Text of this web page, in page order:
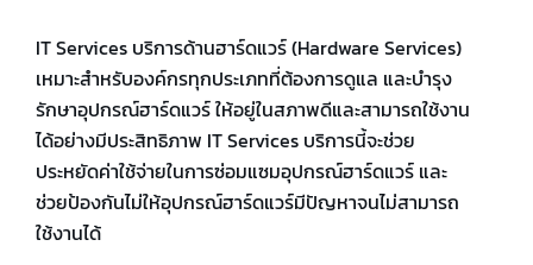
IT Services บริการด้านฮาร์ดแวร์ (Hardware Services)
เหมาะสำหรับองค์กรทุกประเภทที่ต้องการดูแล และบำรุง
รักษาอุปกรณ์ฮาร์ดแวร์ ให้อยู่ในสภาพดีและสามารถใช้งาน
ได้อย่างมีประสิทธิภาพ IT Services บริการนี้จะช่วย
ประหยัดค่าใช้จ่ายในการซ่อมแซมอุปกรณ์ฮาร์ดแวร์ และ
ช่วยป้องกันไม่ให้อุปกรณ์ฮาร์ดแวร์มีปัญหาจนไม่สามารถ
ใช้งานได้